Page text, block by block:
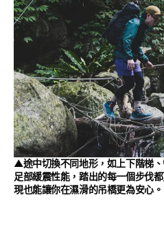
▲途中切換不同地形，如上下階梯
足部緩震性能，踏出的每一個步伐
現也能讓你在濕滑的吊橋更為安心。